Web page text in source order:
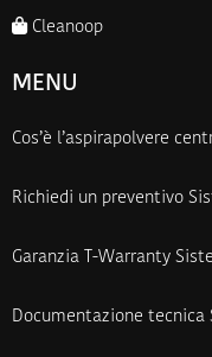
Cleanoop
MENU
Cos’è l’aspirapolvere
Richiedi un preventivo
Garanzia T-Warranty
Documentazione tecnica